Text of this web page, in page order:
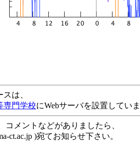
は、
専門学校にWebサーバを設置してい
コメントなどがありましたら、
ct.ac.jp )宛てお知らせ下さい。